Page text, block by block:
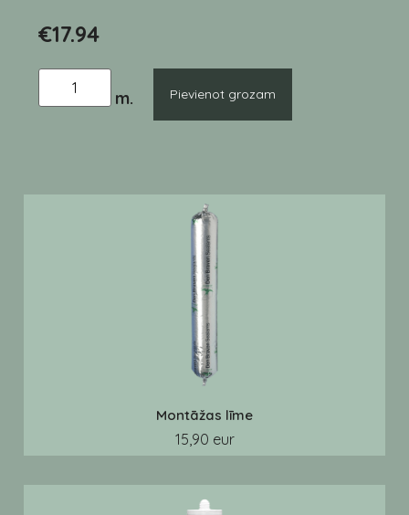
€17.94
Pievienot grozam
Montāžas līme
15,90 eur